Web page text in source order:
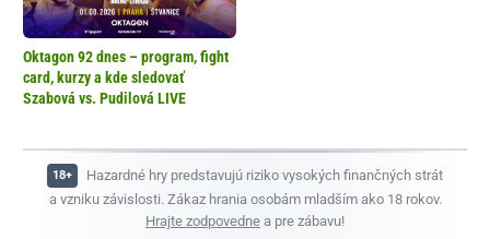
Oktagon 92 dnes – program, fight
card, kurzy a kde sledovať
Szabová vs. Pudilová LIVE
Hazardné hry predstavujú riziko vysokých finančných strát
a vzniku závislosti. Zákaz hrania osobám mladším ako 18 rokov.
Hrajte zodpovedne a pre zábavu!